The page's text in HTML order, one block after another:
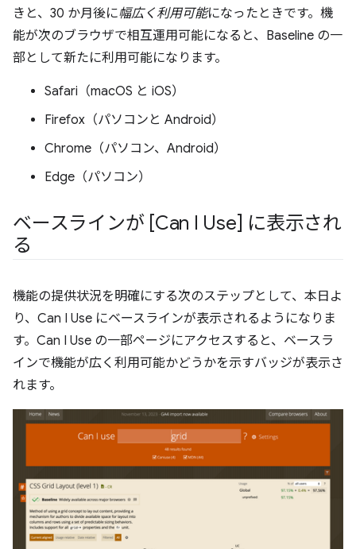
きと、30 か月後に幅広く利用可能になったときです。機
能が次のブラウザで相互運用可能になると、Baseline の一
部として新たに利用可能になります。
Safari（macOS と iOS）
Firefox（パソコンと Android）
Chrome（パソコン、Android）
Edge（パソコン）
ベースラインが [Can I Use] に表示され
る
機能の提供状況を明確にする次のステップとして、本日よ
り、Can I Use にベースラインが表示されるようになりま
す。Can I Use の一部ページにアクセスすると、ベースラ
インで機能が広く利用可能かどうかを示すバッジが表示さ
れます。